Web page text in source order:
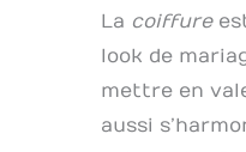
La coiffure
look de
mettre en
aussi